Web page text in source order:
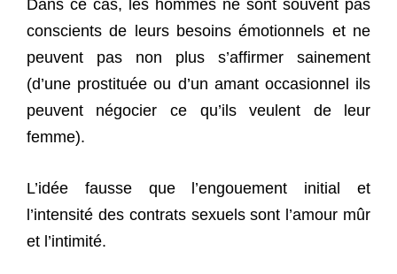
Dans ce cas, les hommes ne sont souvent pas
conscients de leurs besoins émotionnels et ne
peuvent pas non plus s’affirmer sainement
(d’une prostituée ou d’un amant occasionnel ils
peuvent négocier ce qu’ils veulent de leur
femme).
L’idée fausse que l’engouement initial et
l’intensité des contrats sexuels sont l’amour mûr
et l’intimité.